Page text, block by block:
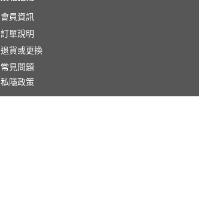
會員資訊
訂單說明
退貨或更換
常見問題
私隱政策